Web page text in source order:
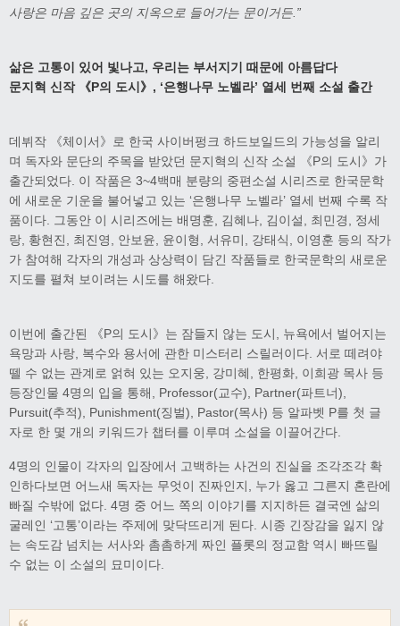
사랑은 마음 깊은 곳의 지옥으로 들어가는 문이거든.”
삶은 고통이 있어 빛나고, 우리는 부서지기 때문에 아름답다
문지혁 신작 《P의 도시》, ‘은행나무 노벨라’ 열세 번째 소설 출간
데뷔작 《체이서》로 한국 사이버펑크 하드보일드의 가능성을 알리
며 독자와 문단의 주목을 받았던 문지혁의 신작 소설 《P의 도시》가
출간되었다. 이 작품은 3~4백매 분량의 중편소설 시리즈로 한국문학
에 새로운 기운을 불어넣고 있는 ‘은행나무 노벨라’ 열세 번째 수록 작
품이다. 그동안 이 시리즈에는 배명훈, 김혜나, 김이설, 최민경, 정세
랑, 황현진, 최진영, 안보윤, 윤이형, 서유미, 강태식, 이영훈 등의 작가
가 참여해 각자의 개성과 상상력이 담긴 작품들로 한국문학의 새로운
지도를 펼쳐 보이려는 시도를 해왔다.
이번에 출간된 《P의 도시》는 잠들지 않는 도시, 뉴욕에서 벌어지는
욕망과 사랑, 복수와 용서에 관한 미스터리 스릴러이다. 서로 떼려야
뗄 수 없는 관계로 얽혀 있는 오지웅, 강미혜, 한평화, 이희광 목사 등
등장인물 4명의 입을 통해, Professor(교수), Partner(파트너),
Pursuit(추적), Punishment(징벌), Pastor(목사) 등 알파벳 P를 첫 글
자로 한 몇 개의 키워드가 챕터를 이루며 소설을 이끌어간다.
4명의 인물이 각자의 입장에서 고백하는 사건의 진실을 조각조각 확
인하다보면 어느새 독자는 무엇이 진짜인지, 누가 옳고 그른지 혼란에
빠질 수밖에 없다. 4명 중 어느 쪽의 이야기를 지지하든 결국엔 삶의
굴레인 ‘고통’이라는 주제에 맞닥뜨리게 된다. 시종 긴장감을 잃지 않
는 속도감 넘치는 서사와 촘촘하게 짜인 플롯의 정교함 역시 빠뜨릴
수 없는 이 소설의 묘미이다.